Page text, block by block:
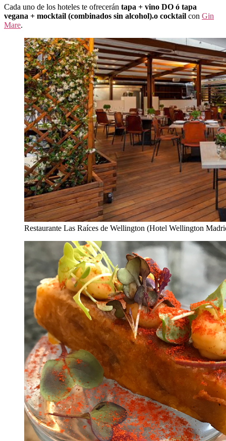
Cada uno de los hoteles te ofrecerán tapa + vino DO ó tapa
vegana + mocktail (combinados sin alcohol).o cocktail con Gin
Mare.
Restaurante Las Raíces de Wellington (Hotel Wellington